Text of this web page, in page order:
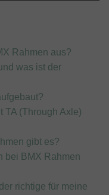
Rahmen aus?
was ist der
TA (Through Axle)
gibt es?
bei BMX Rahmen
richtige für meine